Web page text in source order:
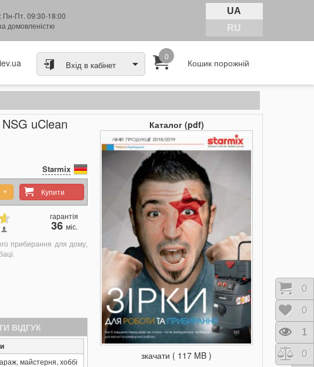
Пт. 09:30-18:00
домовленістю
UA
RU
Вхід в кабінет
0 Кошик порожній
uClean
Starmix
Купити
+
гарантія
36 міс.
прибирання для дому,
ВІДГУК
майстерня, хоббі
Каталог (pdf)
зкачати ( 117 MB )
0
0
1
0